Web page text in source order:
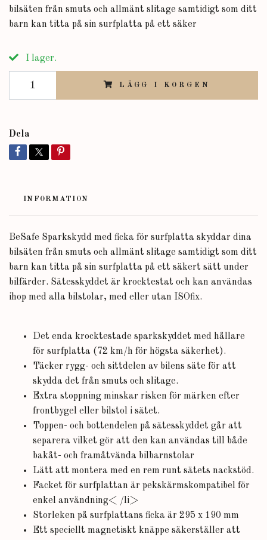
bilsäten från smuts och allmänt slitage samtidigt som ditt
barn kan titta på sin surfplatta på ett säker
I lager.
LÄGG I KORGEN
Dela
INFORMATION
BeSafe Sparkskydd med ficka för surfplatta skyddar dina
bilsäten från smuts och allmänt slitage samtidigt som ditt
barn kan titta på sin surfplatta på ett säkert sätt under
bilfärder. Sätesskyddet är krocktestat och kan användas
ihop med alla bilstolar, med eller utan ISOfix.
Det enda krocktestade sparkskyddet med hållare
för surfplatta (72 km/h för högsta säkerhet).
Täcker rygg- och sittdelen av bilens säte för att
skydda det från smuts och slitage.
Extra stoppning minskar risken för märken efter
frontbygel eller bilstol i sätet.
Toppen- och bottendelen på sätesskyddet går att
separera vilket gör att den kan användas till både
bakåt- och framåtvända bilbarnstolar
Lätt att montera med en rem runt sätets nackstöd.
Facket för surfplattan är pekskärmskompatibel för
enkel användning< /li>
Storleken på surfplattans ficka är 295 x 190 mm
Ett speciellt magnetiskt knäppe säkerställer att